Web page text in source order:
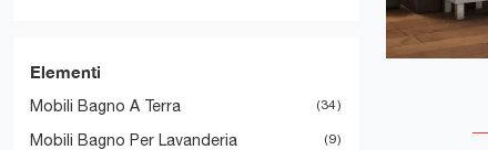
Elementi
Mobili Bagno A Terra 34
Mobili Bagno Per Lavanderia 9